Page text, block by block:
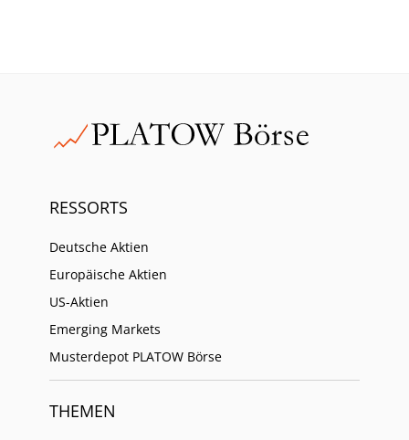
RESSORTS
Deutsche Aktien
Europäische Aktien
US-Aktien
Emerging Markets
Musterdepot PLATOW Börse
THEMEN